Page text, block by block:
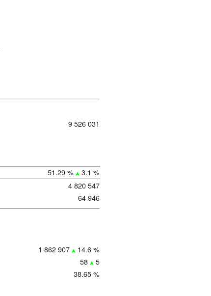
9 526 031
51.29 % 3.1 %
4 820 547
64 946
1 862 907 14.6 %
58 5
38.65 %